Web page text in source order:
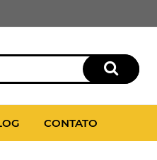
CONTATO